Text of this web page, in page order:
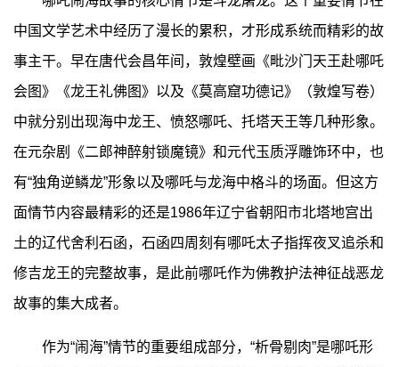
中国文学艺术中经历了漫长的累积，才形成系统而精彩的故
事主干。早在唐代会昌年间，敦煌壁画《毗沙门天王赴哪吒
会图》《龙王礼佛图》以及《莫高窟功德记》（敦煌写卷）
中就分别出现海中龙王、愤怒哪吒、托塔天王等几种形象。
在元杂剧《二郎神醉射锁魔镜》和元代玉质浮雕饰环中，也
有“独角逆鳞龙”形象以及哪吒与龙海中格斗的场面。但这方
面情节内容最精彩的还是1986年辽宁省朝阳市北塔地宫出
土的辽代舍利石函，石函四周刻有哪吒太子指挥夜叉追杀和
修吉龙王的完整故事，是此前哪吒作为佛教护法神征战恶龙
故事的集大成者。
作为“闹海”情节的重要组成部分，“析骨剔肉”是哪吒形